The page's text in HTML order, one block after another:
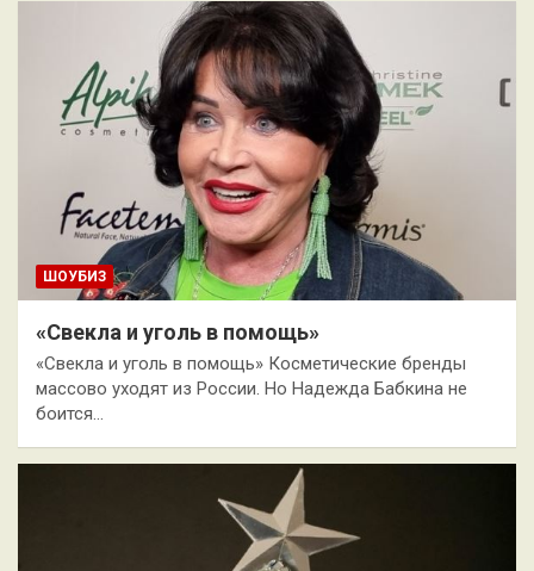
ШОУБИЗ
«Свекла и уголь в помощь»
«Свекла и уголь в помощь» Косметические бренды
массово уходят из России. Но Надежда Бабкина не
боится…